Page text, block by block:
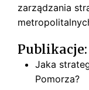
zarządzania
Publikacje:
Jaka
Pomorza?